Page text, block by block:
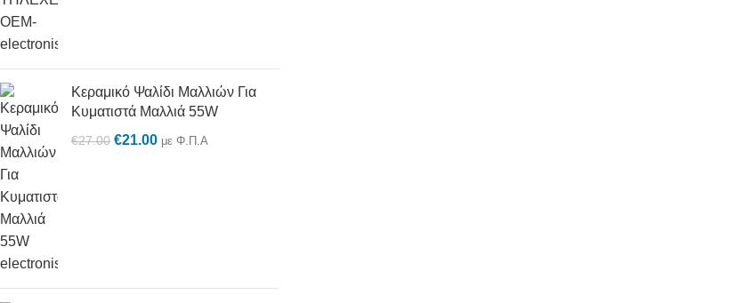
Κεραμικό Ψαλίδι Μαλλιών Για
Κυματιστά Μαλλιά 55W
€27.00 €21.00 με Φ.Π.Α